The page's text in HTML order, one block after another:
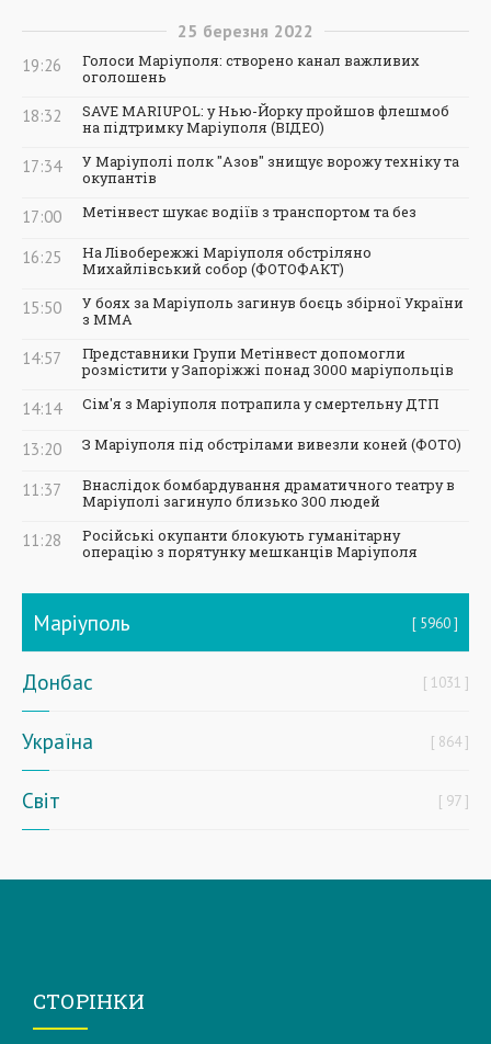
25 березня 2022
19:26
Голоси Маріуполя: створено канал важливих
оголошень
18:32
SAVE MARIUPOL: у Нью-Йорку пройшов флешмоб
на підтримку Маріуполя (ВІДЕО)
17:34
У Маріуполі полк "Азов" знищує ворожу техніку та
окупантів
17:00 Метінвест шукає водіїв з транспортом та без
16:25
На Лівобережжі Маріуполя обстріляно
Михайлівський собор (ФОТОФАКТ)
15:50
У боях за Маріуполь загинув боєць збірної України
з ММА
14:57
Представники Групи Метінвест допомогли
розмістити у Запоріжжі понад 3000 маріупольців
14:14 Сім'я з Маріуполя потрапила у смертельну ДТП
13:20 З Маріуполя під обстрілами вивезли коней (ФОТО)
11:37
Внаслідок бомбардування драматичного театру в
Маріуполі загинуло близько 300 людей
11:28
Російські окупанти блокують гуманітарну
операцію з порятунку мешканців Маріуполя
Маріуполь 5960
Донбас 1031
Україна 864
Світ 97
СТОРІНКИ